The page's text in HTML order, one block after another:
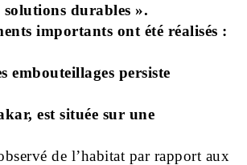
solutions durables ».
importants ont été réalisés :
embouteillages persiste
est située sur une
de l’habitat par rapport aux